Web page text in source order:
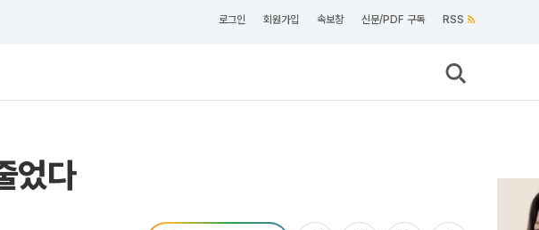
로그인 회원가입 속보창 신문/PDF 구독 RSS
었다